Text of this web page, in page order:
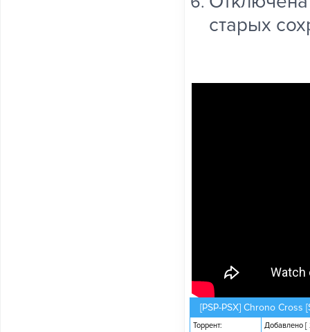
старых
[PSP-PSX] Chrono Cross
Торрент: Добавлено [